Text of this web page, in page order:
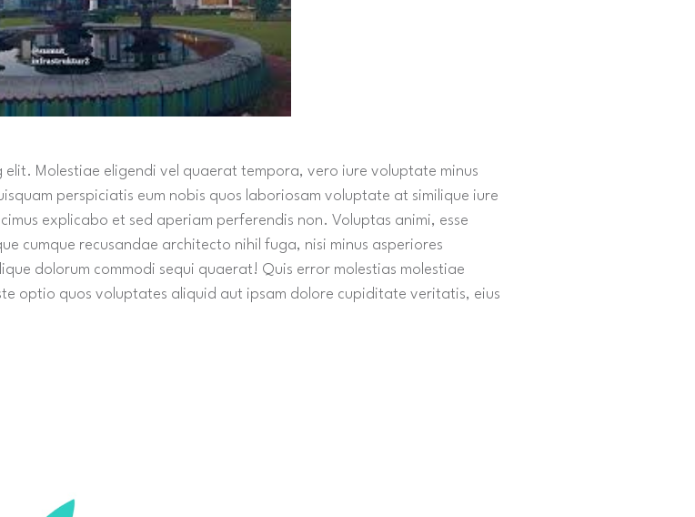
Molestiae eligendi vel quaerat tempora, vero iure voluptate minus
perspiciatis eum nobis quos laboriosam voluptate at similique iure
explicabo et sed aperiam perferendis non. Voluptas animi, esse
cumque recusandae architecto nihil fuga, nisi minus asperiores
dolorum commodi sequi quaerat! Quis error molestias molestiae
optio quos voluptates aliquid aut ipsam dolore cupiditate veritatis, eius